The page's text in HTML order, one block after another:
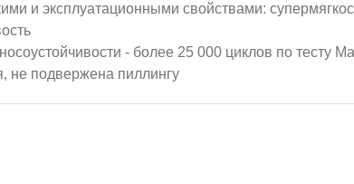
и эксплуатационными свойствами:
- более 25 000 циклов по тесту
не подвержена пиллингу